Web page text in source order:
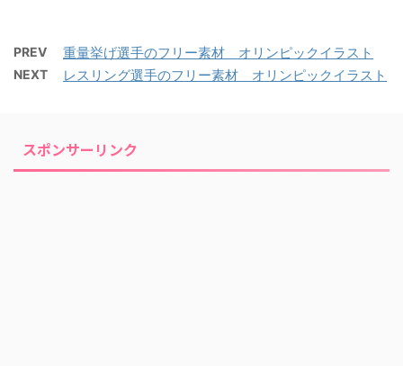
PREV 重量挙げ選手のフリー素材 オリンピックイラスト
NEXT レスリング選手のフリー素材 オリンピックイラスト
スポンサーリンク